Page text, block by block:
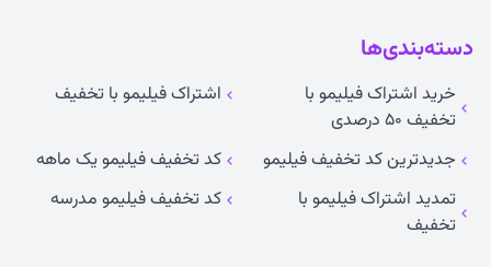
دسته‌بندی‌ها
خرید اشتراک فیلیمو با
تخفیف ۵۰ درصدی
اشتراک فیلیمو با تخفیف
جدیدترین کد تخفیف فیلیمو
کد تخفیف فیلیمو یک ماهه
تمدید اشتراک فیلیمو با
تخفیف
کد تخفیف فیلیمو مدرسه